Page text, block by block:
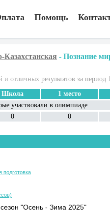
Помощь
Казахстанская - Познание
и отличных результатов за
Школа 1 место
участвовали в олимпиаде
0 0
подготовка
"Осень - Зима 2025"